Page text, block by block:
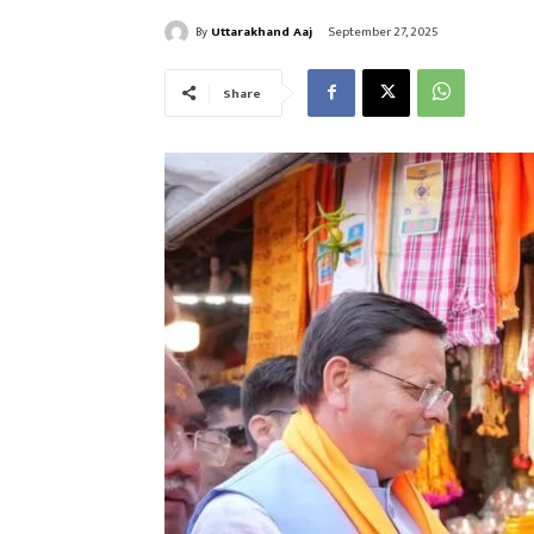
By Uttarakhand Aaj September 27, 2025
Share